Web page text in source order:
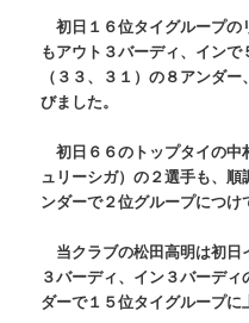
初日１６位タイグループの
もアウト３バーディ、イン
（３３、３１）の８アンダ
びました。
初日６６のトップタイの中
ュリーシガ）の２選手も、
ンダーで２位グループにつけ
当クラブの松田高明は初日
３バーディ、イン３バーデ
ダーで１５位タイグループに